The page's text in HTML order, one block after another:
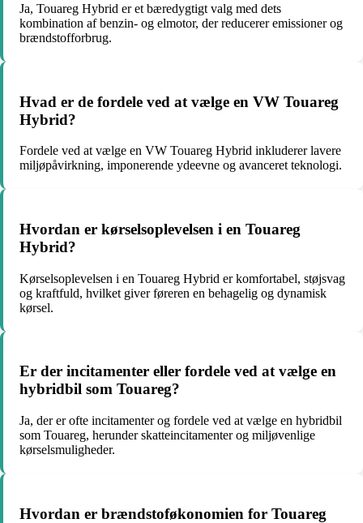
Ja, Touareg Hybrid er et bæredygtigt valg med dets
kombination af benzin- og elmotor, der reducerer emissioner og
brændstofforbrug.
Hvad er de fordele ved at vælge en VW Touareg
Hybrid?
Fordele ved at vælge en VW Touareg Hybrid inkluderer lavere
miljøpåvirkning, imponerende ydeevne og avanceret teknologi.
Hvordan er kørselsoplevelsen i en Touareg
Hybrid?
Kørselsoplevelsen i en Touareg Hybrid er komfortabel, støjsvag
og kraftfuld, hvilket giver føreren en behagelig og dynamisk
kørsel.
Er der incitamenter eller fordele ved at vælge en
hybridbil som Touareg?
Ja, der er ofte incitamenter og fordele ved at vælge en hybridbil
som Touareg, herunder skatteincitamenter og miljøvenlige
kørselsmuligheder.
Hvordan er brændstoføkonomien for Touareg